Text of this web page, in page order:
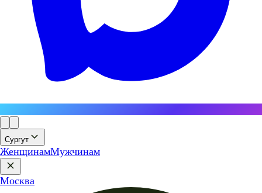
Сургут
ЖенщинамМужчинам
Москва